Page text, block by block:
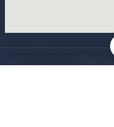
المسيلة - 2024